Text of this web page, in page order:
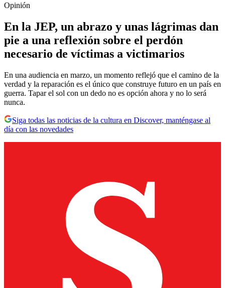
Opinión
En la JEP, un abrazo y unas lágrimas dan
pie a una reflexión sobre el perdón
necesario de víctimas a victimarios
En una audiencia en marzo, un momento reflejó que el camino de la
verdad y la reparación es el único que construye futuro en un país en
guerra. Tapar el sol con un dedo no es opción ahora y no lo será
nunca.
Siga todas las noticias de la cultura en Discover, manténgase al
día con las novedades